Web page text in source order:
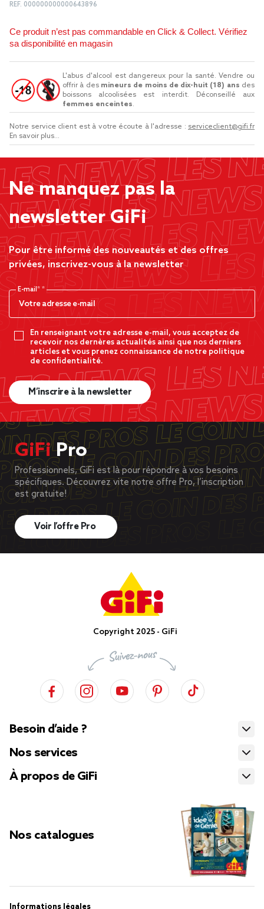
REF. 000000000000643896
Ce produit n’est pas commandable en Click & Collect. Vérifiez
sa disponibilité en magasin
L'abus d'alcool est dangereux pour la santé. Vendre ou
offrir à des mineurs de moins de dix-huit (18) ans des
boissons alcoolisées est interdit. Déconseillé aux
femmes enceintes.
Notre service client est à votre écoute à l'adresse : serviceclient@gifi.fr
En savoir plus...
Ne manquez pas la
newsletter GiFi
Pour être informé des nouveautés et des offres
privées, inscrivez-vous à la newsletter
E-mail*
En renseignant votre adresse e-mail, vous acceptez de
recevoir nos dernères actualités ainsi que nos derniers
articles et vous prenez connaissance de notre politique
de confidentialité.
M’inscrire à la newsletter
GiFiPro
Professionnels, GiFi est là pour répondre à vos besoins
spécifiques. Découvrez vite notre offre Pro, l’inscription
est gratuite!
Voir l’offre Pro
Copyright 2025 - GiFi
Besoin d’aide ?
Nos services
À propos de GiFi
Nos catalogues
Informations légales